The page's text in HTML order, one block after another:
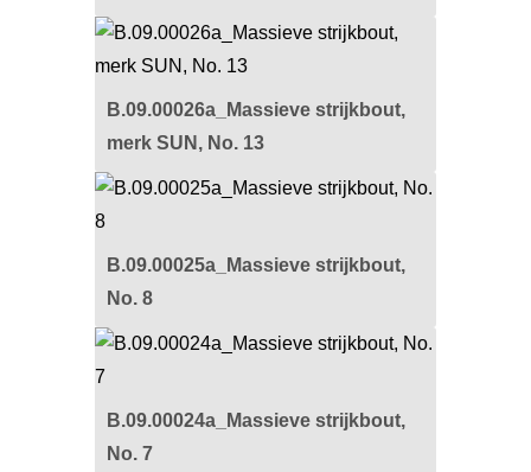
B.09.00026a_Massieve strijkbout,
merk SUN, No. 13
B.09.00025a_Massieve strijkbout,
No. 8
B.09.00024a_Massieve strijkbout,
No. 7